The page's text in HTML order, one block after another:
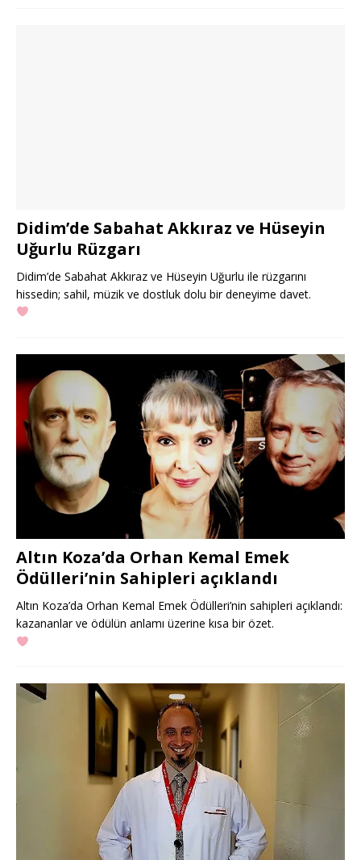
Didim’de Sabahat Akkıraz ve Hüseyin
Uğurlu Rüzgarı
Didim’de Sabahat Akkıraz ve Hüseyin Uğurlu ile rüzgarını
hissedin; sahil, müzik ve dostluk dolu bir deneyime davet.
Altın Koza’da Orhan Kemal Emek
Ödülleri’nin Sahipleri açıklandı
Altın Koza’da Orhan Kemal Emek Ödülleri’nin sahipleri açıklandı:
kazananlar ve ödülün anlamı üzerine kısa bir özet.